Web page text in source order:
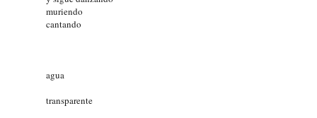
muriendo
cantando
agua
transparente